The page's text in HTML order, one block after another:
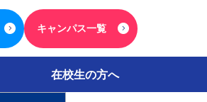
キャンパス一覧
在校生の方へ